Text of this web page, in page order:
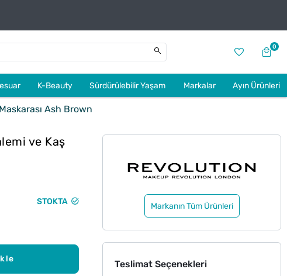
0
K-Beauty Sürdürülebilir Yaşam Markalar Ayın Ürünleri
Ash Brown
ve Kaş
STOKTA Markanın Tüm Ürünleri
Teslimat Seçenekleri